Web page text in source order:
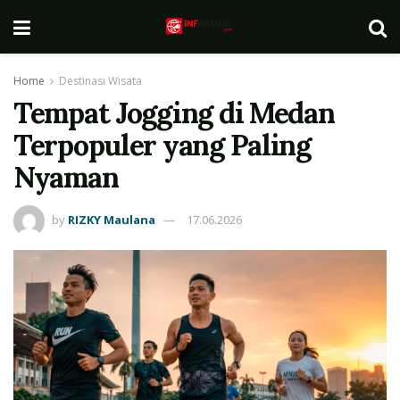
Home Destinasi Wisata
Tempat Jogging di Medan
Terpopuler yang Paling
Nyaman
by RIZKY Maulana 17.06.2026